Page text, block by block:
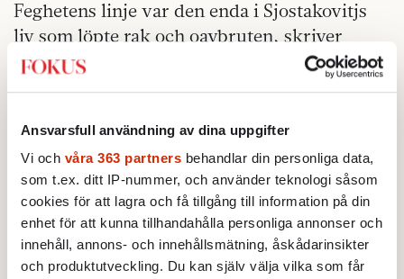
Ansvarsfull användning av dina uppgifter
Vi och våra 363 partners behandlar din personliga data,
som t.ex. ditt IP-nummer, och använder teknologi såsom
cookies för att lagra och få tillgång till information på din
enhet för att kunna tillhandahålla personliga annonser och
innehåll, annons- och innehållsmätning, åskådarinsikter
och produktutveckling. Du kan själv välja vilka som får
Feghetens linje var den enda i Sjostakovitjs
liv som löpte rak och oavbruten, skriver
Barnes, och menar att kompositören
anpassade sig för mycket och skapade
Makten, liksom masspubliken, vill ha ljus
och lagom komplicerad kultur. Risken med
att anpassa sig är förstås att makten är
okunnig och lynnig, och snart slår till också
mot det harmlösa.